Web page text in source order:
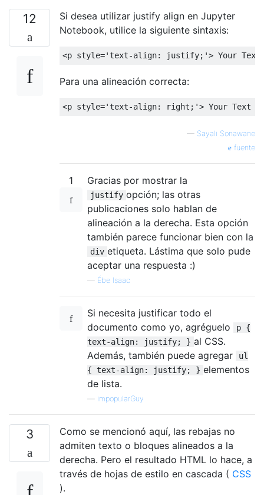
12
Si desea utilizar justify align en Jupyter
Notebook, utilice la siguiente sintaxis:
Para una alineación correcta:
— Sayali Sonawane
fuente
1 Gracias por mostrar la
justify opción; las otras
publicaciones solo hablan de
alineación a la derecha. Esta opción
también parece funcionar bien con la
div etiqueta. Lástima que solo pude
aceptar una respuesta :)
— Ébe Isaac
Si necesita justificar todo el
documento como yo, agréguelo
p {
text-align: justify; } al CSS.
Además, también puede agregar
ul
{ text-align: justify; } elementos
de lista.
impopularGuy
3
Como se mencionó aquí, las rebajas no
admiten texto o bloques alineados a la
derecha. Pero el resultado HTML lo hace, a
través de hojas de estilo en cascada ( CSS
).